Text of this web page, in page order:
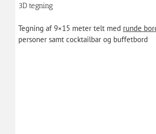
3D tegning
Tegning af 9×15 meter telt med runde
personer samt cocktailbar og buffetbord